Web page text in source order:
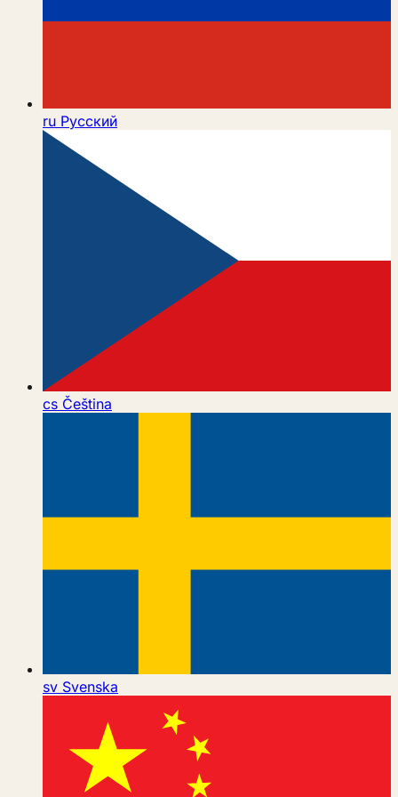
ru Русский
cs Čeština
sv Svenska